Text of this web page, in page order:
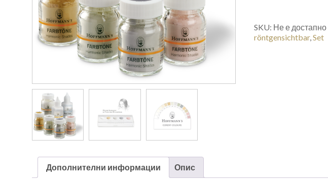
SKU: Не е достапно
röntgensichtbar,Set
Дополнителни информации Опис